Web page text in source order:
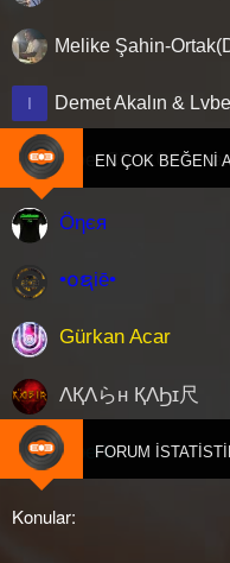
Melike Şahin-
I
I Lvbel C5 - 10
EN ÇOK BEĞENI
Öηєя
•໐ຊiē•
Gürkan Acar
ΛҚΛらн ҚΛϦɪ尺
djberkFORUM
Konular